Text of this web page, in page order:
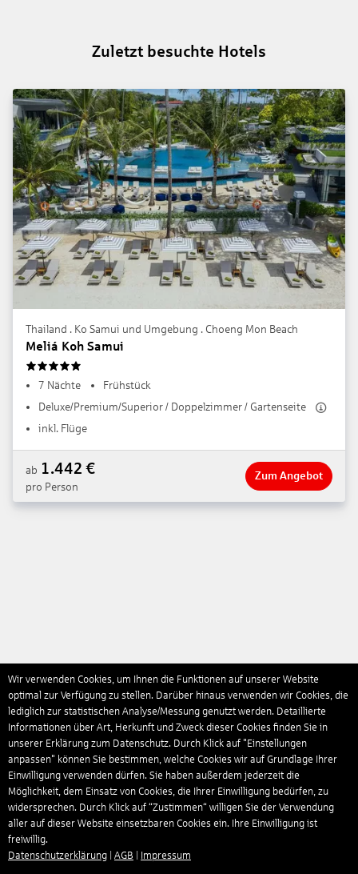
Zuletzt besuchte Hotels
Thailand . Ko Samui und Umgebung . Choeng Mon Beach
Meliá Koh Samui
7 Nächte
Frühstück
Deluxe/Premium/Superior / Doppelzimmer / Gartenseite
inkl. Flüge
ab 1.442 €
pro Person
Zum Angebot
Wir verwenden Cookies, um Ihnen die Funktionen auf unserer Website
optimal zur Verfügung zu stellen. Darüber hinaus verwenden wir Cookies, die
lediglich zur statistischen Analyse/Messung genutzt werden. Detaillierte
Informationen über Art, Herkunft und Zweck dieser Cookies finden Sie in
unserer Erklärung zum Datenschutz. Durch Klick auf "Einstellungen
anpassen" können Sie bestimmen, welche Cookies wir auf Grundlage Ihrer
Einwilligung verwenden dürfen. Sie haben außerdem jederzeit die
Möglichkeit, dem Einsatz von Cookies, die Ihrer Einwilligung bedürfen, zu
widersprechen. Durch Klick auf “Zustimmen“ willigen Sie der Verwendung
aller auf dieser Website einsetzbaren Cookies ein. Ihre Einwilligung ist
freiwillig.
Datenschutzerklärung
AGB Impressum